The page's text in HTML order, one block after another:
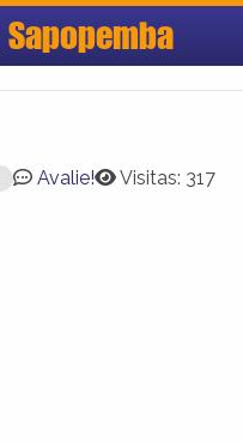
Sapopemba
Avalie! Visitas: 317